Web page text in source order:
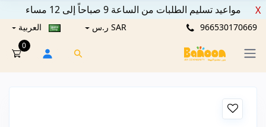
مواعيد تسليم الطلبات من الساعة 9 صباحاً إلى 12 مساء X
966530170669 SAR ر.س العربية
0